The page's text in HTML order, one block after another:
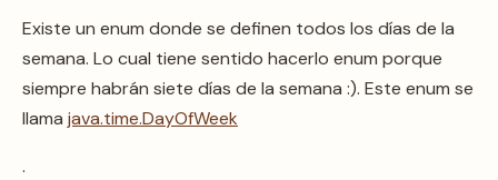
Existe un enum donde se definen todos los días de la
semana. Lo cual tiene sentido hacerlo enum porque
siempre habrán siete días de la semana :). Este enum se
llama java.time.DayOfWeek
.